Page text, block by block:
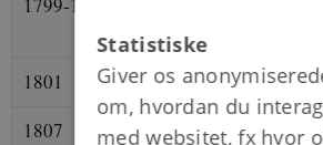
1799-1815
deltager 1807-1814
1801
Slaget på Reden
1807
Københavns
Statistiske
Giver os
om, hvordan du
med websitet, fx hvor